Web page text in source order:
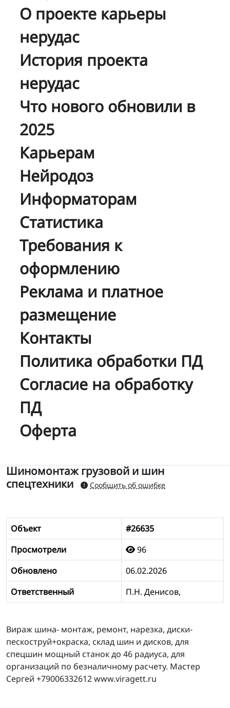
О проекте карьеры
нерудас
История проекта
нерудас
Что нового обновили в
2025
Карьерам
Нейродоз
Информаторам
Статистика
Требования к
оформлению
Реклама и платное
размещение
Контакты
Политика обработки ПД
Согласие на обработку
ПД
Оферта
Шиномонтаж грузовой и шин
спецтехники
Сообщить об ошибке
Объект
#26635
Просмотрели
96
Обновлено
06.02.2026
Ответственный
П.Н. Денисов,
Вираж шина- монтаж, ремонт, нарезка, диски-
пескоструй+окраска, склад шин и дисков, для
спецшин мощный станок до 46 радиуса, для
организаций по безналичному расчету. Мастер
Сергей +79006332612 www.viragett.ru